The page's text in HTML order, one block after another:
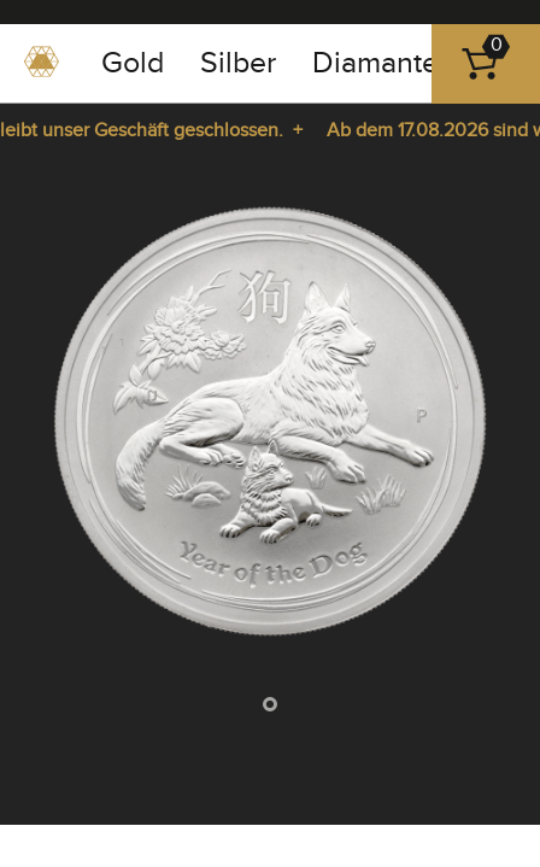
0351
-
43
Gold Silber Diamanten
0
unser Geschäft geschlossen. +
Ab dem 17.08.2026 sind